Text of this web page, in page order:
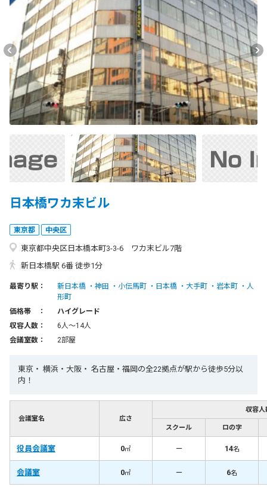
日本橋ワカ末ビル
東京都 中央区
東京都中央区日本橋本町3-3-6 ワカ末ビル7階
新日本橋駅 6番 徒歩1分
最寄り駅： 新日本橋 神田 小伝馬町 日本橋 大手町 岩本町
人
形町
価格帯 ：
ハイグレード
収容人数：
6人〜14人
会議室数：
2部屋
東京・ 横浜・大阪・ 名古屋・福岡の全22拠点が駅から徒歩5分以
内！
会議室名 広さ
収容人
スクール ロの字
役員会議室 0㎡ － 14名
会議室 0㎡ － 6名